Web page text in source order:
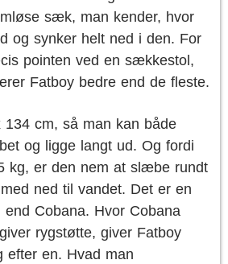
sæk, man kender, hvor
og synker helt ned i den. For
pointen ved en sækkestol,
Fatboy bedre end de fleste.
134 cm, så man kan både
og ligge langt ud. Og fordi
kg, er den nem at slæbe rundt
ned til vandet. Det er en
Cobana. Hvor Cobana
rygstøtte, giver Fatboy
efter en. Hvad man